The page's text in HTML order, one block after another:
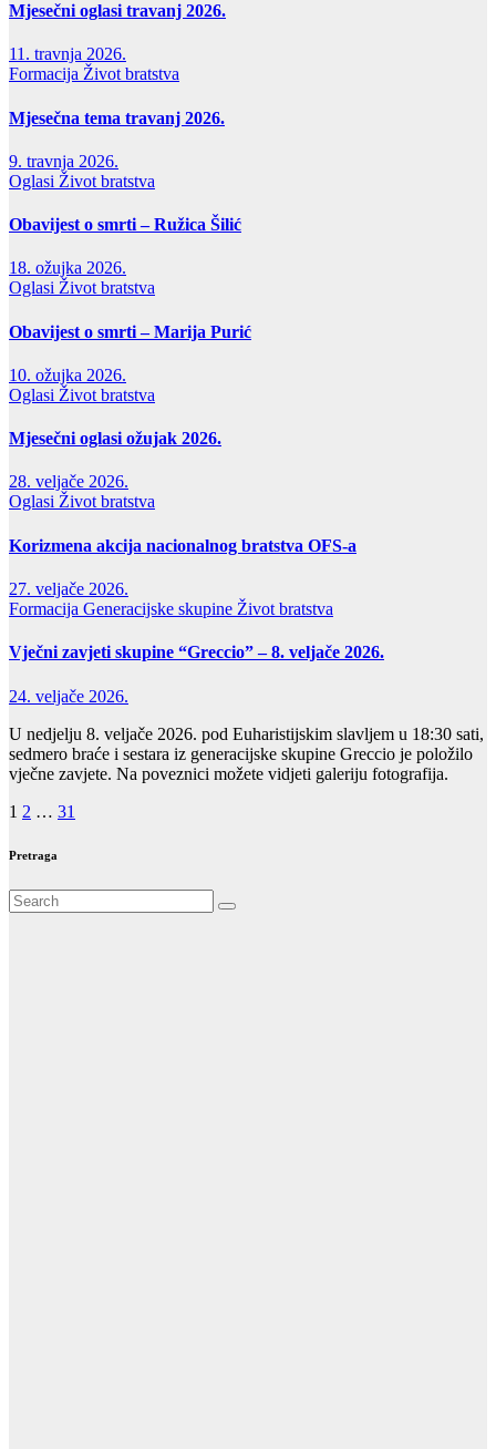
Mjesečni oglasi travanj 2026.
11. travnja 2026.
Formacija Život bratstva
Mjesečna tema travanj 2026.
9. travnja 2026.
Oglasi Život bratstva
Obavijest o smrti – Ružica Šilić
18. ožujka 2026.
Oglasi Život bratstva
Obavijest o smrti – Marija Purić
10. ožujka 2026.
Oglasi Život bratstva
Mjesečni oglasi ožujak 2026.
28. veljače 2026.
Oglasi Život bratstva
Korizmena akcija nacionalnog bratstva OFS-a
27. veljače 2026.
Formacija Generacijske skupine Život bratstva
Vječni zavjeti skupine “Greccio” – 8. veljače 2026.
24. veljače 2026.
U nedjelju 8. veljače 2026. pod Euharistijskim slavljem u 18:30 sati,
sedmero braće i sestara iz generacijske skupine Greccio je položilo
vječne zavjete. Na poveznici možete vidjeti galeriju fotografija.
Brojevi
stranica
1 2 … 31
Pretraga